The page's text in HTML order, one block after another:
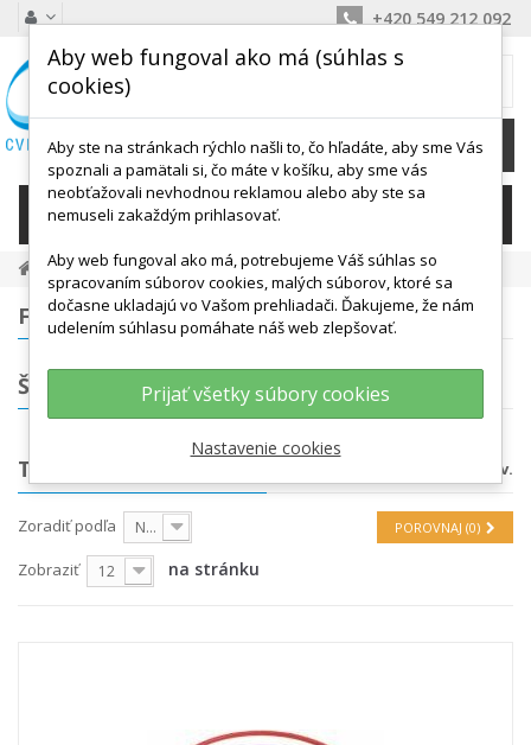
+420 549 212 092
KATEGÓRIE
Tréningové Potreby Tyčky, Kruhy, Spojky
FILTROVANIE
ŠTÍTKY
TYČKY, KRUHY, SPOJKY K dispozícii je 20 produktov.
POROVNAJ (0)
Zoradiť podľa Na sklade
Zobraziť 12 na stránku
Aby web fungoval ako má (súhlas s
cookies)
Aby ste na stránkach rýchlo našli to, čo hľadáte, aby sme Vás
spoznali a pamätali si, čo máte v košíku, aby sme vás
neobťažovali nevhodnou reklamou alebo aby ste sa
nemuseli zakaždým prihlasovať.
Aby web fungoval ako má, potrebujeme Váš súhlas so
spracovaním súborov cookies, malých súborov, ktoré sa
dočasne ukladajú vo Vašom prehliadači. Ďakujeme, že nám
udelením súhlasu pomáhate náš web zlepšovať.
Prijať všetky súbory cookies
Nastavenie cookies